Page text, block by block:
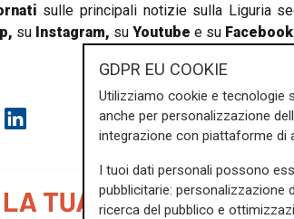
e
o
sulle principali notizie sulla Liguria
su Instagram, su Youtube e su Facebook.
GDPR EU COOKIE
Utilizziamo cookie e tecnologie
anche per personalizzazione
integrazione con piattaforme di
I tuoi dati personali possono
pubblicitarie: personalizzazione
ricerca del pubblico e